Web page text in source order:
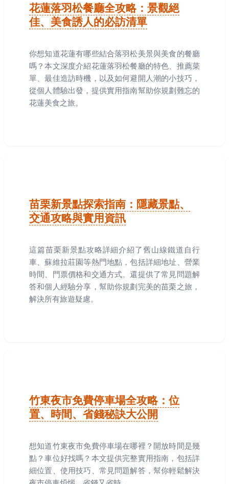
花蓮落羽松餐廳全攻略：景觀絕
佳、美食誘人的必訪清單
你想知道花蓮有哪些結合落羽松美景與美食的餐廳
嗎？本文深度介紹花蓮落羽松餐廳的特色、推薦菜
單、最佳造訪時機，以及如何避開人潮的小技巧，
從個人體驗出發，提供實用指南幫助你規劃難忘的
花蓮美食之旅。
苗栗新景點探索指南：隱藏景點、
交通攻略與實用資訊
這篇苗栗新景點攻略詳細介紹了舊山線鐵道自行
車、蘇維拉莊園等熱門地點，包括詳細地址、營業
時間、門票價格和交通方式。還提供了常見問題解
答和個人經驗分享，幫助你規劃完美的苗栗之旅，
解決所有旅遊疑慮。
竹東夜市免費停車場全攻略：位
置、時間、省錢秘訣大公開
想知道竹東夜市免費停車場在哪裡？開放時間是幾
點？車位好找嗎？本文提供完整實用指南，包括詳
細位置、使用技巧、常見問題解答，幫你輕鬆解決